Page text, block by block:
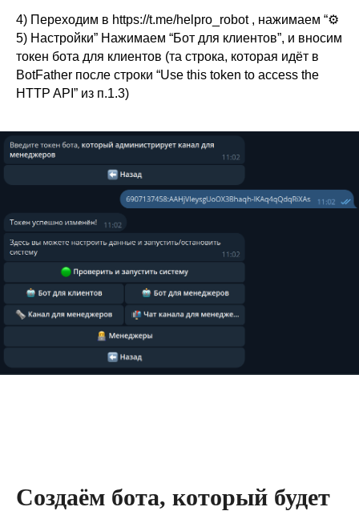
4) Переходим в https://t.me/helpro_robot , нажимаем “⚙️
5) Настройки” Нажимаем “Бот для клиентов”, и вносим
токен бота для клиентов (та строка, которая идёт в
BotFather после строки “Use this token to access the
HTTP API” из п.1.3)
Создаём бота, который будет